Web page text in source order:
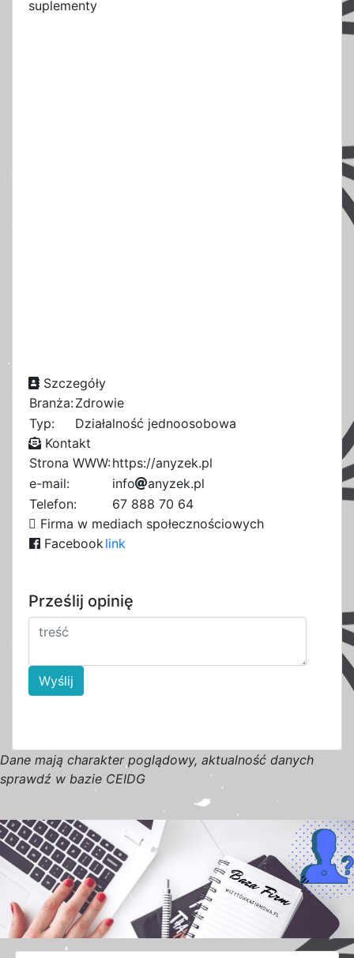
suplementy
Szczegóły
Branża:Zdrowie
Typ:
Działalność jednoosobowa
Kontakt
Strona WWW:https://anyzek.pl
e-mail:
ine
a
d
fo5
1
anyzek.pl
Telefon:
67 888 70 64
Firma w mediach społecznościowych
Facebooklink
Prześlij opinię
Wyślij
Dane mają charakter poglądowy, aktualność danych
sprawdź w bazie CEIDG